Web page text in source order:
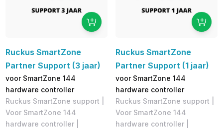
Ruckus SmartZone
Partner Support (3 jaar)
voor SmartZone 144
hardware controller
Ruckus SmartZone support |
Voor SmartZone 144
hardware controller |
Ruckus SmartZone
Partner Support (1 jaar)
voor SmartZone 144
hardware controller
Ruckus SmartZone support |
Voor SmartZone 144
hardware controller |